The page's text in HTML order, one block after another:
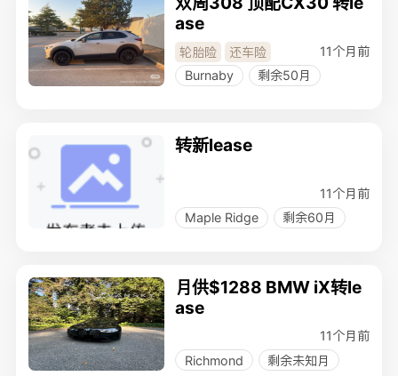
ase
轮胎险 还车险
11个月前
Burnaby
剩余50月
转新lease
11个月前
Maple Ridge
剩余60月
月供$1288 BMW iX转le
ase
11个月前
Richmond
剩余未知月